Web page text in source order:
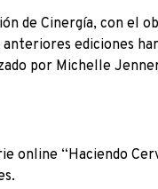
de Cinergía, con
ediciones
por Michelle
online “Haciendo